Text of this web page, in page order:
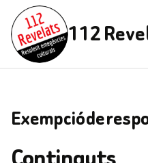
112
Exempció de